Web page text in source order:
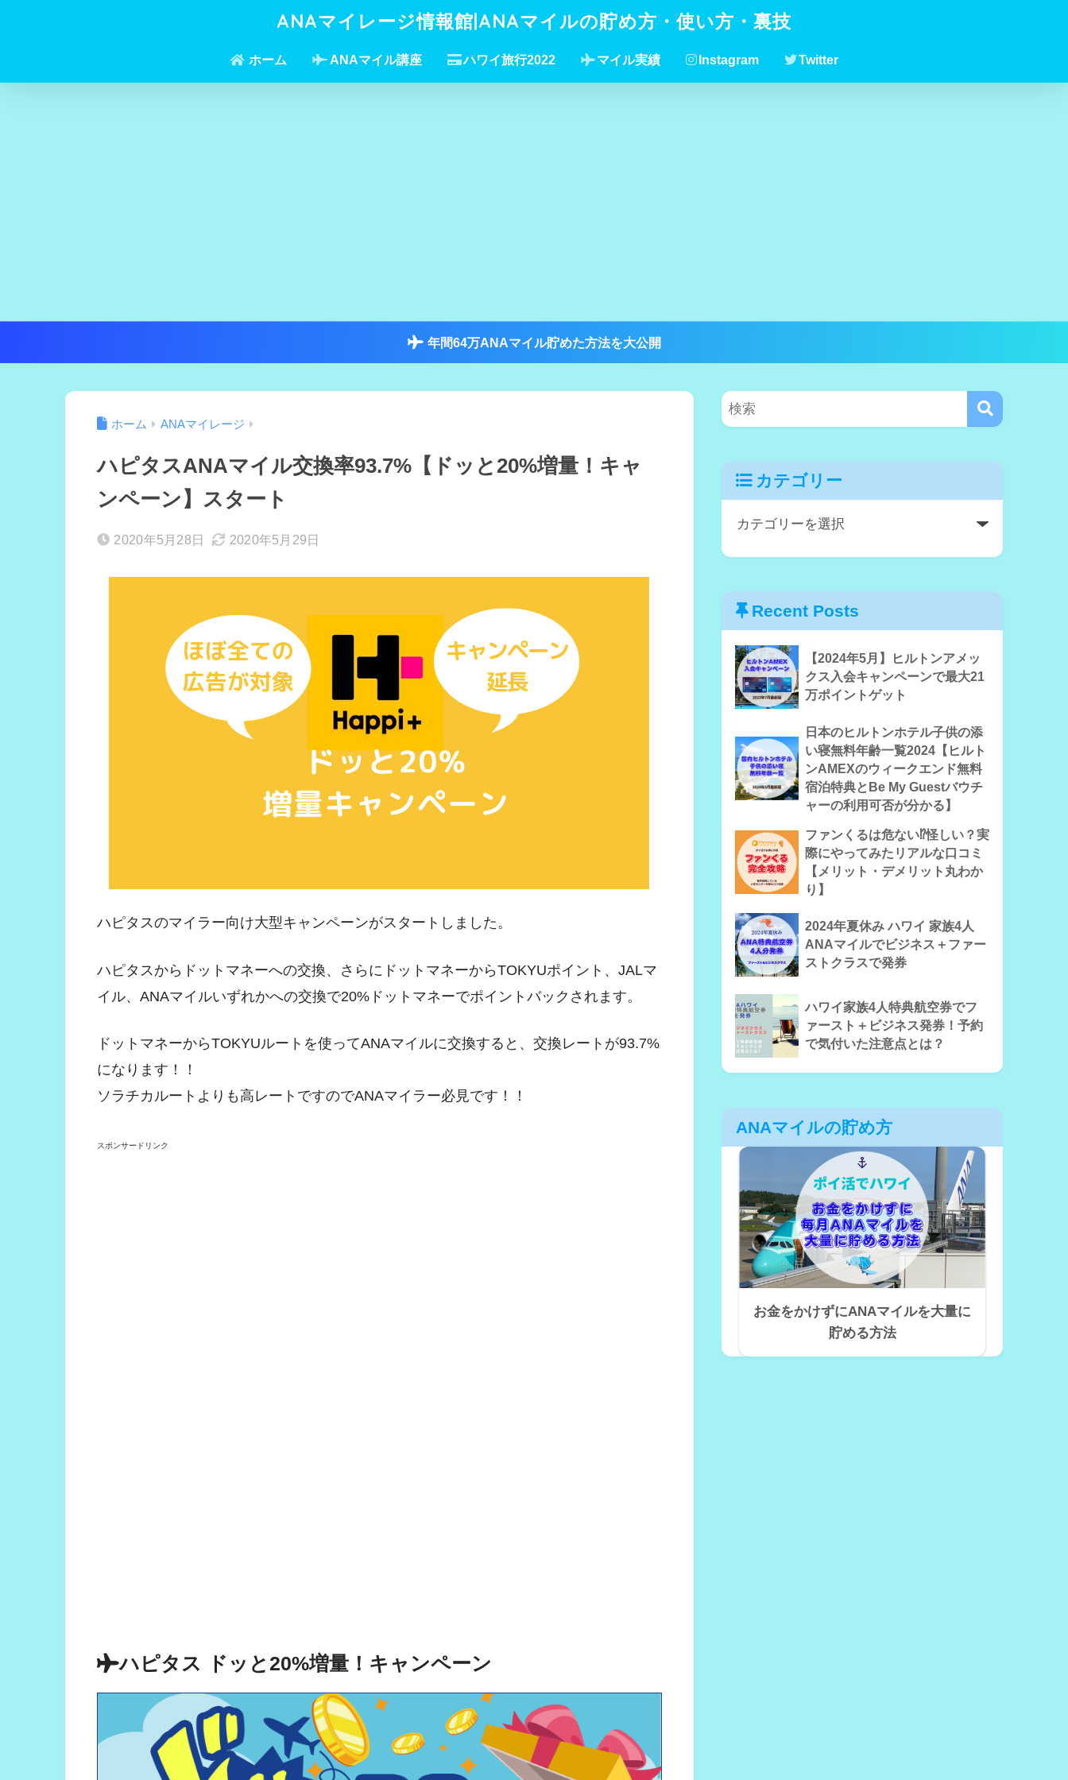
ANAマイレージ情報館|ANAマイルの貯め方・使い方・裏技
ホーム ANAマイル講座 ハワイ旅行2022 マイル実績 Instagram Twitter
年間64万ANAマイル貯めた方法を大公開
ホーム ANAマイレージ
ハピタスANAマイル交換率93.7%【ドッと20%増量！キャ
ンペーン】スタート
2020年5月28日 2020年5月29日
ハピタスのマイラー向け大型キャンペーンがスタートしました。
ハピタスからドットマネーへの交換、さらにドットマネーからTOKYUポイント、JALマ
イル、ANAマイルいずれかへの交換で20%ドットマネーでポイントバックされます。
ドットマネーからTOKYUルートを使ってANAマイルに交換すると、交換レートが93.7%
になります！！
ソラチカルートよりも高レートですのでANAマイラー必見です！！
スポンサードリンク
ハピタス ドッと20%増量！キャンペーン
カテゴリー
Recent Posts
【2024年5月】ヒルトンアメッ
クス入会キャンペーンで最大21
万ポイントゲット
日本のヒルトンホテル子供の添
い寝無料年齢一覧2024【ヒルト
ンAMEXのウィークエンド無料
宿泊特典とBe My Guestバウチ
ャーの利用可否が分かる】
ファンくるは危ない⁉怪しい？実
際にやってみたリアルな口コミ
【メリット・デメリット丸わか
り】
2024年夏休み ハワイ 家族4人
ANAマイルでビジネス＋ファー
ストクラスで発券
ハワイ家族4人特典航空券でフ
ァースト＋ビジネス発券！予約
で気付いた注意点とは？
ANAマイルの貯め方
お金をかけずにANAマイルを大量に
貯める方法